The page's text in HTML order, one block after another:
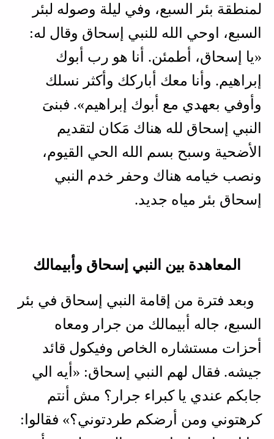
لمنطقة بئر السبع، وفي ليلة وصوله لبئر
السبع، اوحي الله للنبي إسحاق وقال له:
«يا إسحاق، أطمئن. أنا هو رب أبوك
إبراهيم. وأنا معك أباركك وأكثر نسلك
وأوفي بعهدي مع أبوك إبراهيم». فبنىَ
النبي إسحاق لله هناك مَكان لتقديم
الأضحية وسبح بسم الله الحي القيوم،
ونصب خيامه هناك وحفر خدم النبي
إسحاق بئر مياه جديد.
المعاهدة بين النبي إسحاق وأبيمالك
وبعد فترة من إقامة النبي إسحاق في بئر
السبع، جاله أبيمالك من جرار ومعاه
أحزات مستشاره الخاص وفيكول قائد
جيشه. فقال لهم النبي إسحاق: «أيه الي
جابكم عندي يا كبراء جرار؟ مش أنتم
كرهتوني ومن أرضكم طردتوني؟» فقالوا: